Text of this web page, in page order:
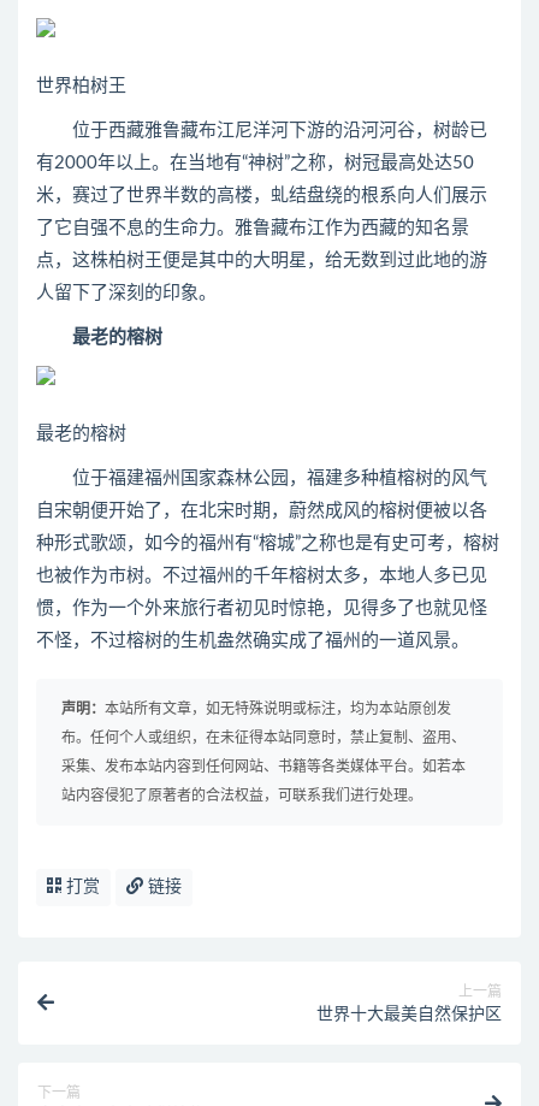
世界柏树王
位于西藏雅鲁藏布江尼洋河下游的沿河河谷，树龄已
有2000年以上。在当地有“神树”之称，树冠最高处达50
米，赛过了世界半数的高楼，虬结盘绕的根系向人们展示
了它自强不息的生命力。雅鲁藏布江作为西藏的知名景
点，这株柏树王便是其中的大明星，给无数到过此地的游
人留下了深刻的印象。
最老的榕树
最老的榕树
位于福建福州国家森林公园，福建多种植榕树的风气
自宋朝便开始了，在北宋时期，蔚然成风的榕树便被以各
种形式歌颂，如今的福州有“榕城”之称也是有史可考，榕树
也被作为市树。不过福州的千年榕树太多，本地人多已见
惯，作为一个外来旅行者初见时惊艳，见得多了也就见怪
不怪，不过榕树的生机盎然确实成了福州的一道风景。
声明： 本站所有文章，如无特殊说明或标注，均为本站原创发
布。任何个人或组织，在未征得本站同意时，禁止复制、盗用、
采集、发布本站内容到任何网站、书籍等各类媒体平台。如若本
站内容侵犯了原著者的合法权益，可联系我们进行处理。
打赏 链接
上一篇
世界十大最美自然保护区
下一篇